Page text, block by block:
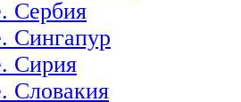
Сербия
Сингапур
Сирия
Словакия